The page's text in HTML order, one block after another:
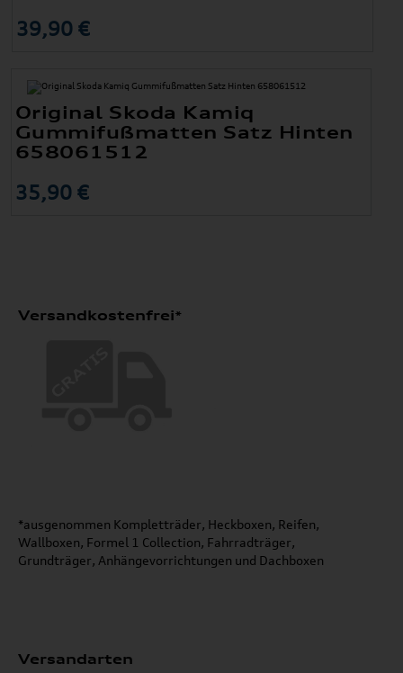
39,90 €
Original Skoda Kamiq
Gummifußmatten Satz Hinten
658061512
35,90 €
Versandkostenfrei*
*ausgenommen Kompletträder, Heckboxen, Reifen,
Wallboxen, Formel 1 Collection, Fahrradträger,
Grundträger, Anhängevorrichtungen und Dachboxen
Versandarten